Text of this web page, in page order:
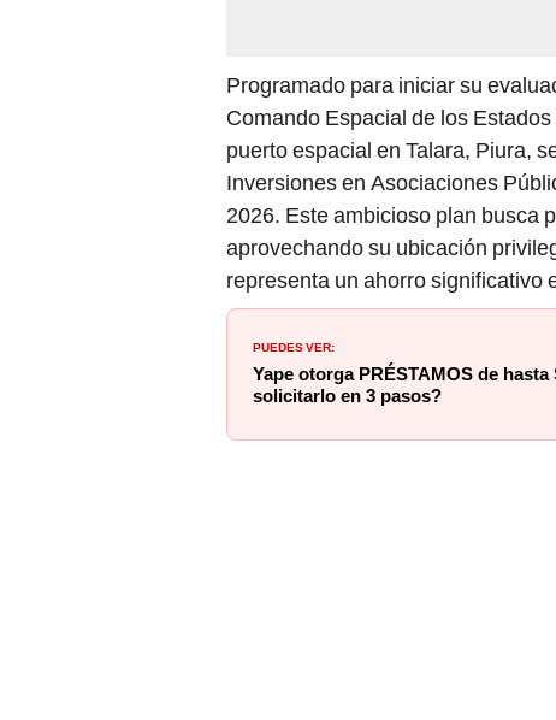
Programado para iniciar su
Comando Espacial de los
puerto espacial en Talara, Piura,
Inversiones en Asociaciones
2026. Este ambicioso plan busca
aprovechando su ubicación
representa un ahorro significativo
PUEDES VER:
Yape otorga PRÉSTAMOS de hasta
solicitarlo en 3 pasos?